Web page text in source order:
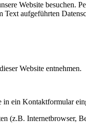
Website besuchen.
Text aufgeführten
Website entnehmen.
in ein Kontaktformular
(z.B. Internetbrowser,